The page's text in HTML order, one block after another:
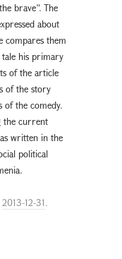
brave”. The
about
compares them
his primary
of the article
of the story
of the comedy.
the current
written in the
political
2013-12-31.